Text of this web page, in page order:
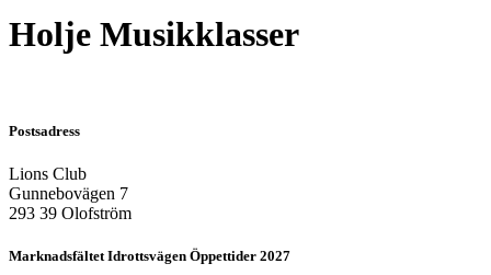
Holje Musikklasser
Postsadress
Lions Club
Gunnebovägen 7
293 39 Olofström
Marknadsfältet Idrottsvägen Öppettider 2027